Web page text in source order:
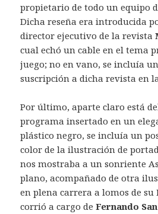
propietario de todo un equipo
Dicha reseña era introducida
director ejecutivo de la revista
cual echó un cable en el tema
juego; no en vano, se incluía
suscripción a dicha revista en
Por último, aparte claro está
programa insertado en un
plástico negro, se incluía un
color de la ilustración de
nos mostraba a un sonriente
plano, acompañado de otra
en plena carrera a lomos de su
corrió a cargo deFernando